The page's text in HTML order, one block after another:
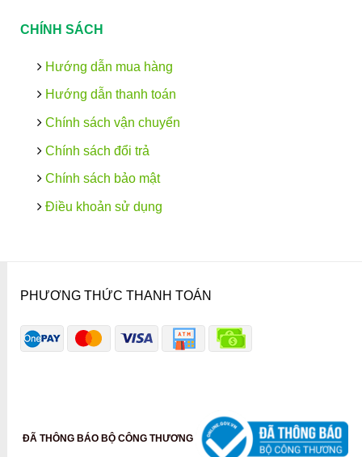
CHÍNH SÁCH
Hướng dẫn mua hàng
Hướng dẫn thanh toán
Chính sách vận chuyển
Chính sách đổi trả
Chính sách bảo mật
Điều khoản sử dụng
PHƯƠNG THỨC THANH TOÁN
ĐÃ THÔNG BÁO BỘ CÔNG THƯƠNG